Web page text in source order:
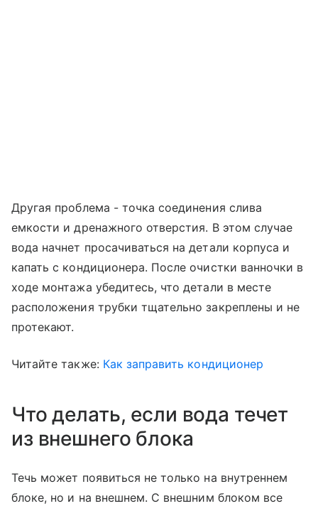
Другая проблема - точка соединения слива
емкости и дренажного отверстия. В этом случае
вода начнет просачиваться на детали корпуса и
капать с кондиционера. После очистки ванночки в
ходе монтажа убедитесь, что детали в месте
расположения трубки тщательно закреплены и не
протекают.
Читайте также: Как заправить кондиционер
Что делать, если вода течет
из внешнего блока
Течь может появиться не только на внутреннем
блоке, но и на внешнем. С внешним блоком все